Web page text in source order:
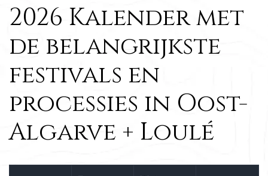
2026 Kalender met
de belangrijkste
festivals en
processies in Oost-
Algarve + Loulé